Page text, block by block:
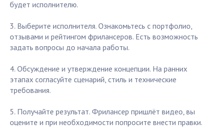
будет исполнителю.
3. Выберите исполнителя. Ознакомьтесь с портфолио,
отзывами и рейтингом фрилансеров. Есть возможность
задать вопросы до начала работы.
4. Обсуждение и утверждение концепции. На ранних
этапах согласуйте сценарий, стиль и технические
требования.
5. Получайте результат. Фрилансер пришлёт видео, вы
оцените и при необходимости попросите внести правки.